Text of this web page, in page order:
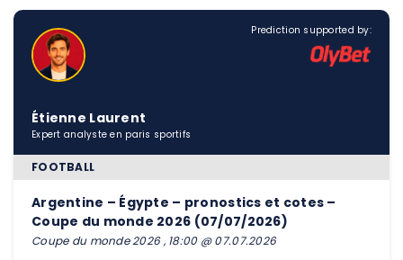
Prediction supported by:
Étienne Laurent
Expert analyste en paris sportifs
FOOTBALL
Argentine – Égypte – pronostics et cotes –
Coupe du monde 2026 (07/07/2026)
Coupe du monde 2026 , 18:00 @ 07.07.2026